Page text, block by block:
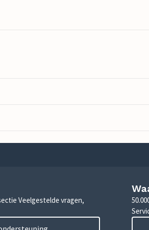
Veelgestelde vragen,